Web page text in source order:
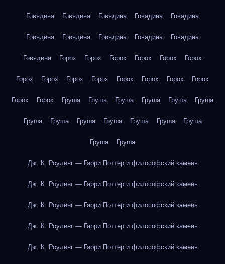
Говядина Говядина Говядина Говядина Говядина
Говядина Говядина Говядина Говядина Говядина
Говядина Горох Горох Горох Горох Горох Горох
Горох Горох Горох Горох Горох Горох Горох Горох
Горох Горох Груша Груша Груша Груша Груша Груша
Груша Груша Груша Груша Груша Груша Груша
Груша Груша
Дж. К. Роулинг — Гарри Поттер и философский камень
Дж. К. Роулинг — Гарри Поттер и философский камень
Дж. К. Роулинг — Гарри Поттер и философский камень
Дж. К. Роулинг — Гарри Поттер и философский камень
Дж. К. Роулинг — Гарри Поттер и философский камень